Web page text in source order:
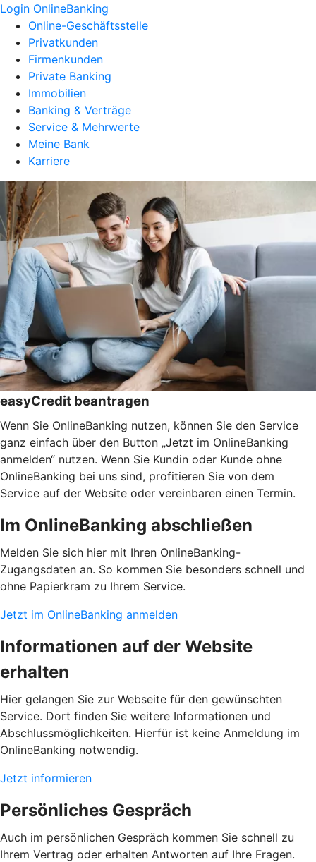
Login OnlineBanking
Online-Geschäftsstelle
Privatkunden
Firmenkunden
Private Banking
Immobilien
Banking & Verträge
Service & Mehrwerte
Meine Bank
Karriere
easyCredit beantragen
Wenn Sie OnlineBanking nutzen, können Sie den Service
ganz einfach über den Button „Jetzt im OnlineBanking
anmelden“ nutzen. Wenn Sie Kundin oder Kunde ohne
OnlineBanking bei uns sind, profitieren Sie von dem
Service auf der Website oder vereinbaren einen Termin.
Im OnlineBanking abschließen
Melden Sie sich hier mit Ihren OnlineBanking-
Zugangsdaten an. So kommen Sie besonders schnell und
ohne Papierkram zu Ihrem Service.
Jetzt im OnlineBanking anmelden
Informationen auf der Website
erhalten
Hier gelangen Sie zur Webseite für den gewünschten
Service. Dort finden Sie weitere Informationen und
Abschlussmöglichkeiten. Hierfür ist keine Anmeldung im
OnlineBanking notwendig.
Jetzt informieren
Persönliches Gespräch
Auch im persönlichen Gespräch kommen Sie schnell zu
Ihrem Vertrag oder erhalten Antworten auf Ihre Fragen.